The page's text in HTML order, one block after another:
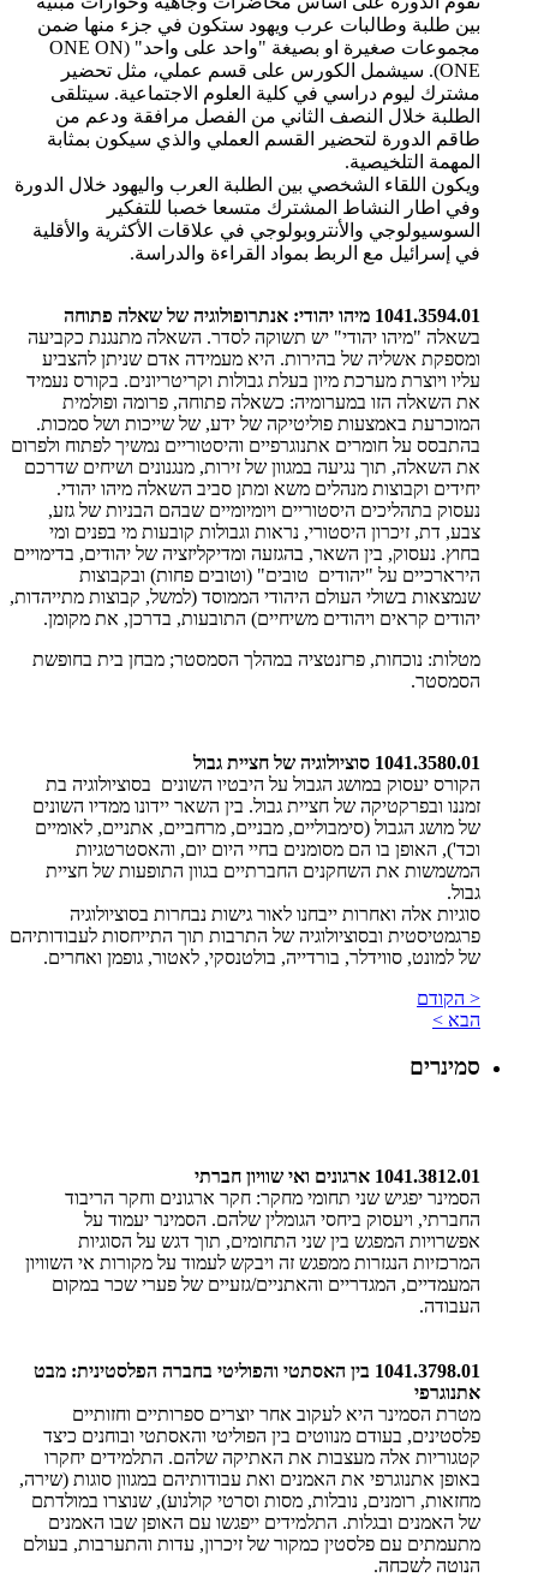
بين طلبة وطالبات عرب ويهود ستكون في جزء منها ضمن
مجموعات صغيرة او بصيغة "واحد على واحد
" (ONE ON
ONE).
سيشمل الكورس على قسم عملي، مثل تحضير
مشترك ليوم دراسي في كلية العلوم الاجتماعية. سيتلقى
الطلبة خلال النصف الثاني من الفصل مرافقة ودعم من
طاقم الدورة لتحضير القسم العملي والذي سيكون بمثابة
المهمة التلخيصية.
ويكون اللقاء الشخصي بين الطلبة العرب واليهود خلال الدورة
وفي اطار النشاط المشترك متسعا خصبا للتفكير
السوسيولوجي والأنتروبولوجي في علاقات الأكثرية والأقلية
في إسرائيل مع الربط بمواد القراءة والدراسة.
1041.3594.01 מיהו יהודי: אנתרופולוגיה של שאלה פתוחה
​בשאלה "מיהו יהודי" יש תשוקה לסדר. השאלה מתנגנת כקביעה
ומספקת אשליה של בהירות. היא מעמידה אדם שניתן להצביע
עליו ויוצרת מערכת מיון בעלת גבולות וקריטריונים. בקורס נעמיד
את השאלה הזו במערומיה: כשאלה פתוחה, פרומה ופולמית
המוכרעת באמצעות פוליטיקה של ידע, של שייכות ושל סמכות.
בהתבסס על חומרים אתנוגרפיים והיסטוריים נמשיך לפתוח ולפרום
את השאלה, תוך נגיעה במגוון של זירות, מנגנונים ושיחים שדרכם
יחידים וקבוצות מנהלים משא ומתן סביב השאלה מיהו יהודי.
נעסוק בתהליכים היסטוריים ויומיומיים שבהם הבניות של גזע,
צבע, דת, זיכרון היסטורי, נראות וגבולות קובעות מי בפנים ומי
בחוץ. נעסוק, בין השאר, בהגזעה ומדיקליזציה של יהודים, בדימויים
הירארכיים על "יהודים טובים" (וטובים פחות) ובקבוצות
שנמצאות בשולי העולם היהודי הממוסד (למשל, קבוצות מתייהדות,
יהודים קראים ויהודים משיחיים) התובעות, בדרכן, את מקומן.
מטלות: נוכחות, פרזנטציה במהלך הסמסטר; מבחן בית בחופשת
הסמסטר.
1041.3580.01 סוציולוגיה של חציית גבול
הקורס יעסוק במושג הגבול על היבטיו השונים בסוציולוגיה בת
זמננו ובפרקטיקה של חציית גבול. בין השאר יידונו ממדיו השונים
של מושג הגבול (סימבוליים, מבניים, מרחביים, אתניים, לאומיים
וכד'), האופן בו הם מסומנים בחיי היום יום, והאסטרטגיות
המשמשות את השחקנים החברתיים בגוון התופעות של חציית
גבול.
סוגיות אלה ואחרות ייבחנו לאור גישות נבחרות בסוציולוגיה
פרגמטיסטית ובסוציולוגיה של התרבות תוך התייחסות לעבודותיהם
של למונט, סווידלר, בורדייה, בולטנסקי, לאטור, גופמן ואחרים.
< הקודם
הבא >
סמינרים
1041.3812.01 ארגונים ואי שוויון חברתי
הסמינר יפגיש שני תחומי מחקר: חקר ארגונים וחקר הריבוד
החברתי, ויעסוק ביחסי הגומלין שלהם. הסמינר יעמוד על
אפשרויות המפגש בין שני התחומים, תוך דגש על הסוגיות
המרכזיות הנגזרות ממפגש זה ויבקש לעמוד על מקורות אי השוויון
המעמדיים, המגדריים והאתניים/גזעיים של פערי שכר במקום
העבודה.
1041.3798.01 בין האסתטי והפוליטי בחברה הפלסטינית: מבט
אתנוגרפי
מטרת הסמינר היא לעקוב אחר יוצרים ספרותיים וחזותיים
פלסטינים, בעודם מנווטים בין הפוליטי והאסתטי ובוחנים כיצד
קטגוריות אלה מעצבות את האתיקה שלהם. התלמידים יחקרו
באופן אתנוגרפי את האמנים ואת עבודותיהם במגוון סוגות (שירה,
מחזאות, רומנים, נובלות, מסות וסרטי קולנוע), שנוצרו במולדתם
של האמנים ובגלות. התלמידים ייפגשו עם האופן שבו האמנים
מתעמתים עם פלסטין כמקור של זיכרון, עדות והתערבות, בעולם
הנוטה לשכחה.